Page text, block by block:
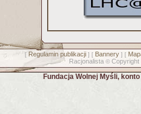
[ Regulamin publikacji] [ Bannery] [
Racjonalista © Copyright
Fundacja Wolnej Myśli,